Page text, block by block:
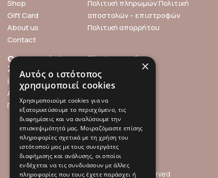
Shop
Gift Card
About us
Contact
Πολιτική πληρωμώνΠολιτική
αποστολών – επιστροφών
Πολιτική απορρήτου
Contact info
211 0101119
info@millefleurs.gr
Αγίου Αλεξάνδρου 69,
Παλαιό Φάληρο
Find us online
© 2026 Millefleurs | All rights reserved
×
Αυτός ο ιστότοπος
χρησιμοποιεί cookies
Χρησιμοποιούμε cookies για να
εξατομικεύσουμε το περιεχόμενο, τις
διαφημίσεις και να αναλύσουμε την
επισκεψιμότητά μας. Μοιραζόμαστε επίσης
πληροφορίες σχετικά με τη χρήση του
ιστότοπού μας με τους συνεργάτες
διαφήμισης και ανάλυσης, οι οποίοι
ενδέχεται να τις συνδυάσουν με άλλες
πληροφορίες που τους έχετε παράσχει ή